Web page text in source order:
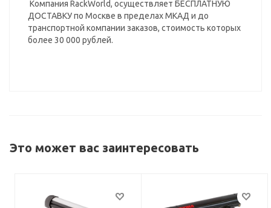
Компания RackWorld, осуществляет БЕСПЛАТНУЮ
ДОСТАВКУ по Москве в пределах МКАД и до
транспортной компании заказов, стоимость которых
более 30 000 рублей.
Это может вас заинтересовать